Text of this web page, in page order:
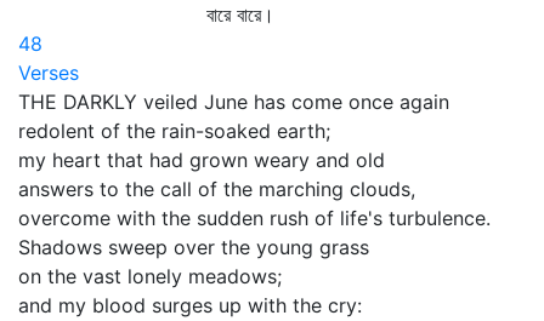
বারে বারে।
48
Verses
THE DARKLY veiled June has come once again
redolent of the rain-soaked earth;
my heart that had grown weary and old
answers to the call of the marching clouds,
overcome with the sudden rush of life's turbulence.
Shadows sweep over the young grass
on the vast lonely meadows;
and my blood surges up with the cry: